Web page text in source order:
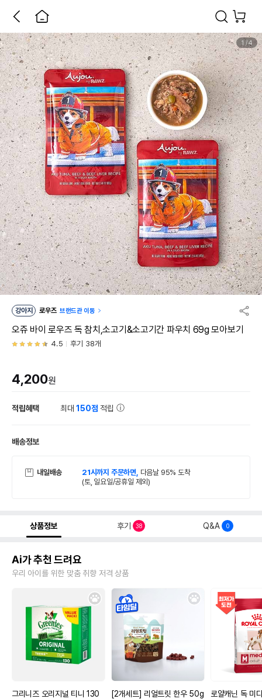
1 /4
강아지 로우즈 브랜드관 이동
오쥬 바이 로우즈 독 참치,소고기&소고기간 파우치 69g 모아보기
4.5 후기 38개
4,200원
적립혜택 최대150점 적립
배송정보
내일배송 21시까지 주문하면, 다음날 95% 도착
(토, 일요일/공휴일 제외)
상품정보 후기 38 Q&A 0
Ai가 추천 드려요
우리 아이를 위한 맞춤 취향 저격 상품
그리니즈 오리지널 티니 130
[2개세트] 리얼트릿 한우 50g
로얄캐닌 독 미